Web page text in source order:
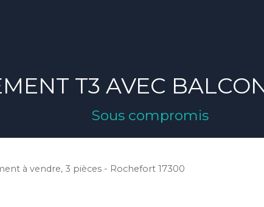
T3 AVEC
Sous compromis
à vendre, 3 pièces - Rochefort 17300